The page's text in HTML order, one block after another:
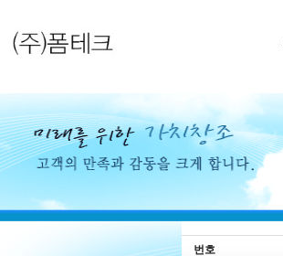
번호